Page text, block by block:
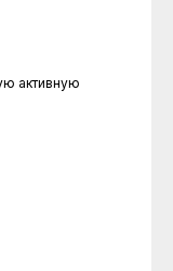
активную